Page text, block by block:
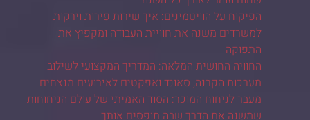
הפיקוח על הוויטמינים: איך שירות פירות וירקות
למשרדים משנה את חוויית העבודה ומקפיץ את
התפוקה
החוויה החושית המלאה: המדריך המקצועי לשילוב
מערכות הקרנה, סאונד ואפקטים לאירועים מנצחים
מעבר לניחוח המוכר: הסוד האמיתי של עולם הניחוחות
שמשנה את הדרך שבה תופסים אותך